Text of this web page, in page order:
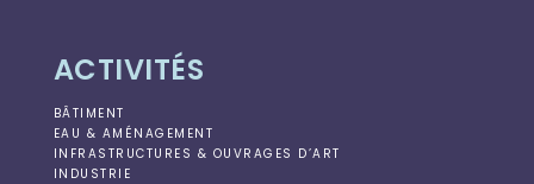
ACTIVITÉS
BÂTIMENT
EAU & AMÉNAGEMENT
INFRASTRUCTURES & OUVRAGES D’ART
INDUSTRIE